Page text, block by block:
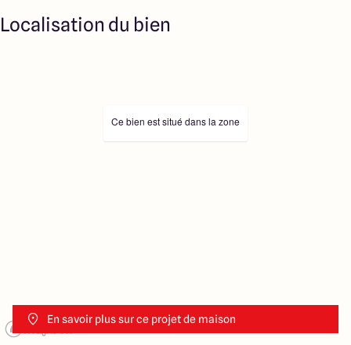
Localisation du bien
En savoir plus sur ce projet de maison
Ce bien est situé dans la zone